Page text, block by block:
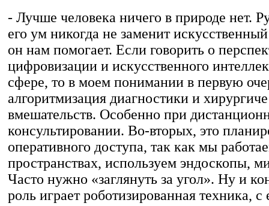
- Лучше человека ничего в природе нет.
его ум никогда не заменит
он нам помогает. Если говорить о
цифровизации и искусственного
сфере, то в моем понимании в первую
алгоритмизация диагностики и
вмешательств. Особенно при
консультировании. Во-вторых, это
оперативного доступа, так как мы
пространствах, используем эндоскопы,
Часто нужно «заглянуть за угол». Ну и
роль играет роботизированная техника,